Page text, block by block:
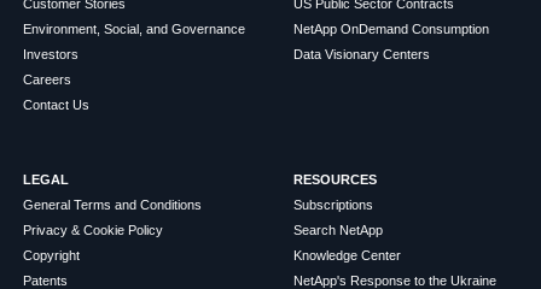
Customer Stories
Environment, Social, and Governance
Investors
Careers
Contact Us
US Public Sector Contracts
NetApp OnDemand Consumption
Data Visionary Centers
LEGAL
General Terms and Conditions
Privacy & Cookie Policy
Copyright
Patents
RESOURCES
Subscriptions
Search NetApp
Knowledge Center
NetApp's Response to the Ukraine